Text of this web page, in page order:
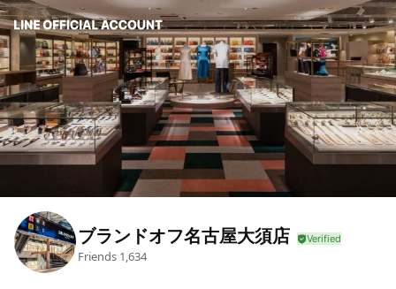
ブランドオフ名古屋大須店
Friends 1,634